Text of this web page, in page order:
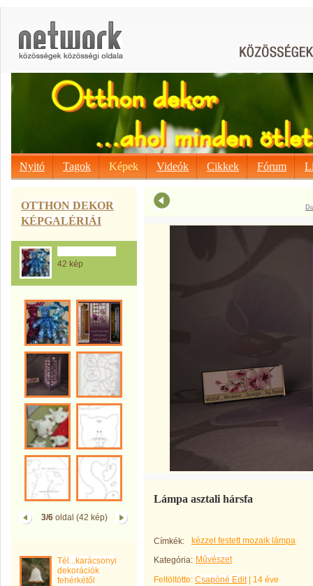
Nyitó Tagok Képek Videók Cikkek Fórum
OTTHON DEKOR
KÉPGALÉRIÁI
42 kép
3/6oldal (42 kép)
Tél...karácsonyi
dekorációk
fehérkétől
Lámpa asztali hársfa
Címkék:
kézzel festett mozaik lámpa
Kategória: Művészet
Feltöltötte: Csapóné Edit| 14 éve